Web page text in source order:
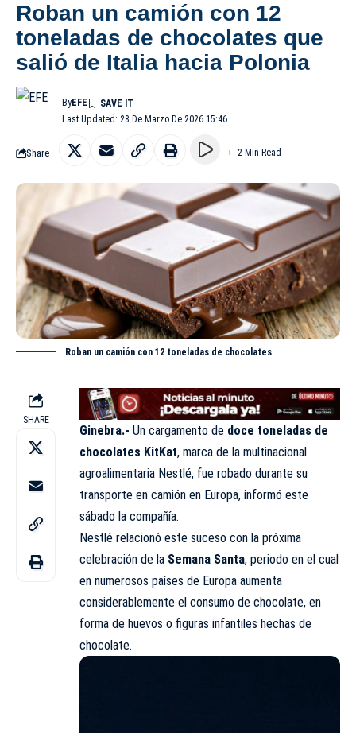
Roban un camión con 12
toneladas de chocolates que
salió de Italia hacia Polonia
Last Updated: 28 De Marzo De 2026 15:46
ByEFE
Share 2 Min Read
Roban un camión con 12 toneladas de chocolates
SHARE
Ginebra.- Un cargamento de doce toneladas de
chocolates KitKat, marca de la multinacional
agroalimentaria Nestlé, fue robado durante su
transporte en camión en Europa, informó este
sábado la compañía.
Nestlé relacionó este suceso con la próxima
celebración de la Semana Santa, periodo en el cual
en numerosos países de Europa aumenta
considerablemente el consumo de chocolate, en
forma de huevos o figuras infantiles hechas de
chocolate.